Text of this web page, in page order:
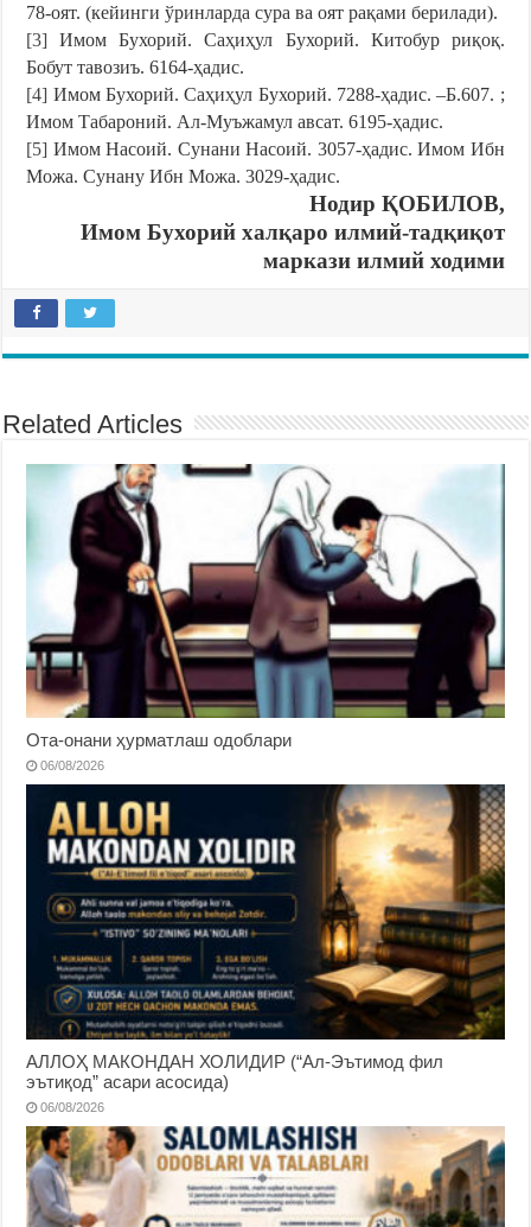
78-оят. (кейинги ўринларда сура ва оят рақами берилади).
[3] Имом Бухорий. Саҳиҳул Бухорий. Китобур риқоқ.
Бобут тавозиъ. 6164-ҳадис.
[4] Имом Бухорий. Саҳиҳул Бухорий. 7288-ҳадис. –Б.607. ;
Имом Табароний. Ал-Муъжамул авсат. 6195-ҳадис.
[5] Имом Насоий. Сунани Насоий. 3057-ҳадис. Имом Ибн
Можа. Сунану Ибн Можа. 3029-ҳадис.
Нодир ҚОБИЛОВ,
Имом Бухорий халқаро илмий-тадқиқот
маркази илмий ходими
Related Articles
Ота-онани ҳурматлаш одоблари
06/08/2026
АЛЛОҲ МАКОНДАН ХОЛИДИР (“Ал-Эътимод фил
эътиқод” асари асосида)
06/08/2026